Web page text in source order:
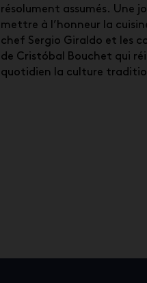
résolument assumés. Une
mettre à l’honneur la
chef Sergio Giraldo et les
de Cristóbal Bouchet qui
quotidien la culture